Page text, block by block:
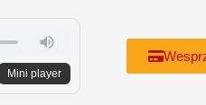
Mini player